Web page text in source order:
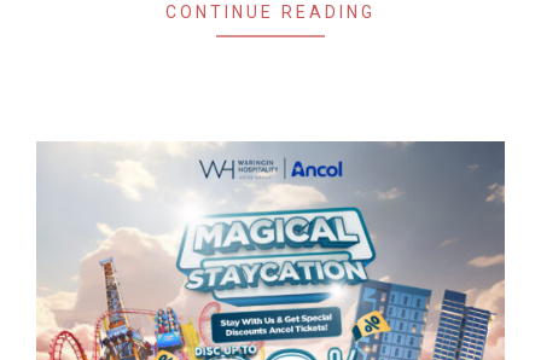
CONTINUE READING